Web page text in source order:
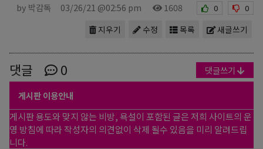
by 박감독 03/26/21 @02:56 pm 1608 0 0
새글쓰기
목록
수정
지우기
댓글 0 댓글쓰기
게시판 이용안내
게시판 용도와 맞지 않는 비방, 욕설이 포함된 글은 저희 사이트의 운
영 방침에 따라 작성자의 의견없이 삭제 될수 있음을 미리 알려드립
니다.